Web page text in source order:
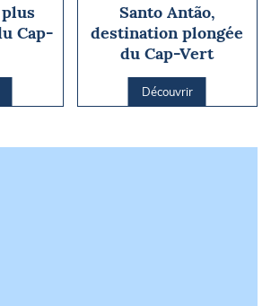
Cap-
Santo Antão,
destination plongée
du Cap-Vert
Découvrir